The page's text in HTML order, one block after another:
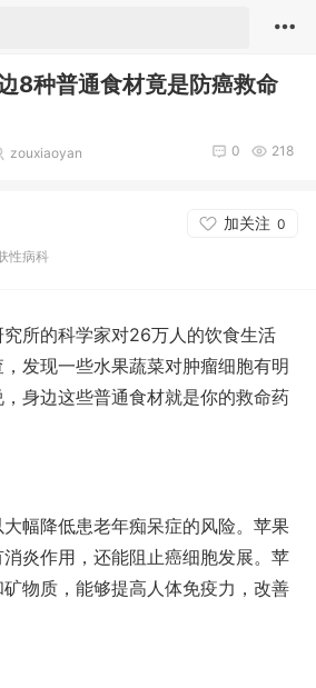
8种普通食材竟是防癌救命
zouxiaoyan 218
0
加关注 0
性病科
所的科学家对26万人的饮食生活
发现一些水果蔬菜对肿瘤细胞有明
身边这些普通食材就是你的救命药
幅降低患老年痴呆症的风险。苹果
炎作用，还能阻止癌细胞发展。苹
物质，能够提高人体免疫力，改善